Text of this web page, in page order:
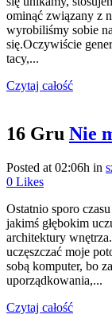
ominąć związany z
wyrobiliśmy sobie
się.Oczywiście
tacy,...
Czytaj całość
16 Gru Nie
Posted at 02:06h in
0 Likes
Ostatnio sporo
jakimś głębokim
architektury
uczęszczać moje
sobą komputer, bo
uporządkowania,...
Czytaj całość